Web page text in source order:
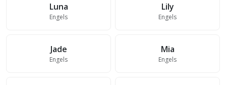
Luna
Engels
Lily
Engels
Jade
Engels
Mia
Engels